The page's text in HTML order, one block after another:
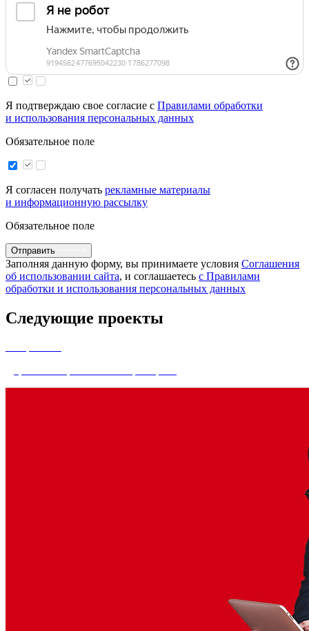
Я подтверждаю свое согласие с Правилами обработки
и использования персональных данных
Обязательное поле
Я согласен получать рекламные материалы
и информационную рассылку
Обязательное поле
Отправить
Заполняя данную форму, вы принимаете условия Соглашения
об использовании сайта, и соглашаетесь с Правилами
обработки и использования персональных данных
Следующие проекты